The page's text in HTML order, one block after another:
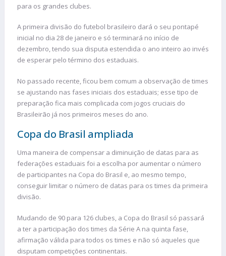
para os grandes clubes.
A primeira divisão do futebol brasileiro dará o seu pontapé
inicial no dia 28 de janeiro e só terminará no início de
dezembro, tendo sua disputa estendida o ano inteiro ao invés
de esperar pelo término dos estaduais.
No passado recente, ficou bem comum a observação de times
se ajustando nas fases iniciais dos estaduais; esse tipo de
preparação fica mais complicada com jogos cruciais do
Brasileirão já nos primeiros meses do ano.
Copa do Brasil ampliada
Uma maneira de compensar a diminuição de datas para as
federações estaduais foi a escolha por aumentar o número
de participantes na Copa do Brasil e, ao mesmo tempo,
conseguir limitar o número de datas para os times da primeira
divisão.
Mudando de 90 para 126 clubes, a Copa do Brasil só passará
a ter a participação dos times da Série A na quinta fase,
afirmação válida para todos os times e não só aqueles que
disputam competições continentais.